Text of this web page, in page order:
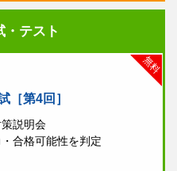
・テスト
無料
［第4回］
策説明会
合格可能性を判定